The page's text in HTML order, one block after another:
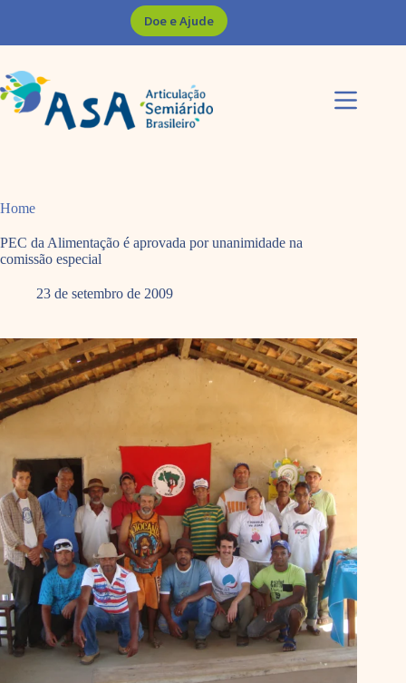
Doe e Ajude
Home
PEC da Alimentação é aprovada por unanimidade na
comissão especial
23 de setembro de 2009